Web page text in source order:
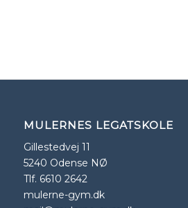
MULERNES LEGATSKOLE
Gillestedvej 11
5240 Odense NØ
Tlf. 6610 2642
mulerne-gym.dk